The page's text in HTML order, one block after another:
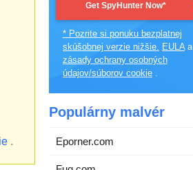
.
Get SpyHunter Now*
* Pozrite si ponuku bezplatnej
skúšobnej verzie nižšie. EULAa
zásady ochrany osobných
údajov/súborov cookie .
Populárny malvér
Eporner.com